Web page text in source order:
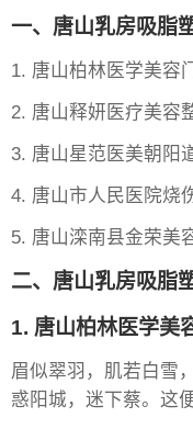
一、唐山乳房吸脂
1. 唐山柏林医学美容
2. 唐山释妍医疗美容
3. 唐山星范医美朝阳
4. 唐山市人民医院烧
5. 唐山滦南县金荣美
二、唐山乳房吸脂
1. 唐山柏林医学美
眉似翠羽，肌若白雪
惑阳城，迷下蔡。这